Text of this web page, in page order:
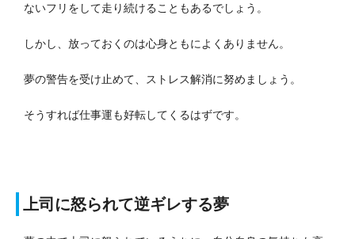
ないフリをして走り続けることもあるでしょう。
しかし、放っておくのは心身ともによくありません。
夢の警告を受け止めて、ストレス解消に努めましょう。
そうすれば仕事運も好転してくるはずです。
上司に怒られて逆ギレする夢